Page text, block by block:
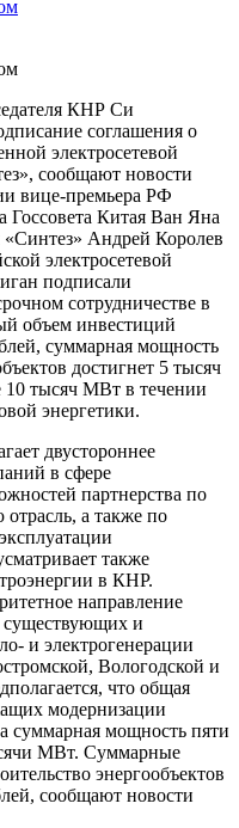
КНР Си
соглашения о
электросетевой
сообщают новости
вице-премьера РФ
Госсовета Китая Ван Яна
Андрей Королев
электросетевой
подписали
сотрудничестве в
объем инвестиций
суммарная мощность
достигнет 5 тысяч
10 тысяч МВт в течении
энергетики.
двустороннее
в сфере
партнерства по
а также по
также
в КНР.
направление
существующих и
и электрогенерации
Вологодской и
что общая
модернизации
суммарная мощность пяти
МВт. Суммарные
энергообъектов
сообщают новости